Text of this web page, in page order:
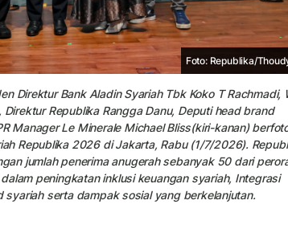
Foto: Republika/
Direktur Bank Aladin Syariah Tbk Koko T Rachmadi,
Republika Rangga Danu, Deputi head brand
Manager Le Minerale Michael Bliss(kiri-kanan)
Republika 2026 di Jakarta, Rabu (1/7/2026).
jumlah penerima anugerah sebanyak 50 dari
peningkatan inklusi keuangan syariah, Integrasi
serta dampak sosial yang berkelanjutan.